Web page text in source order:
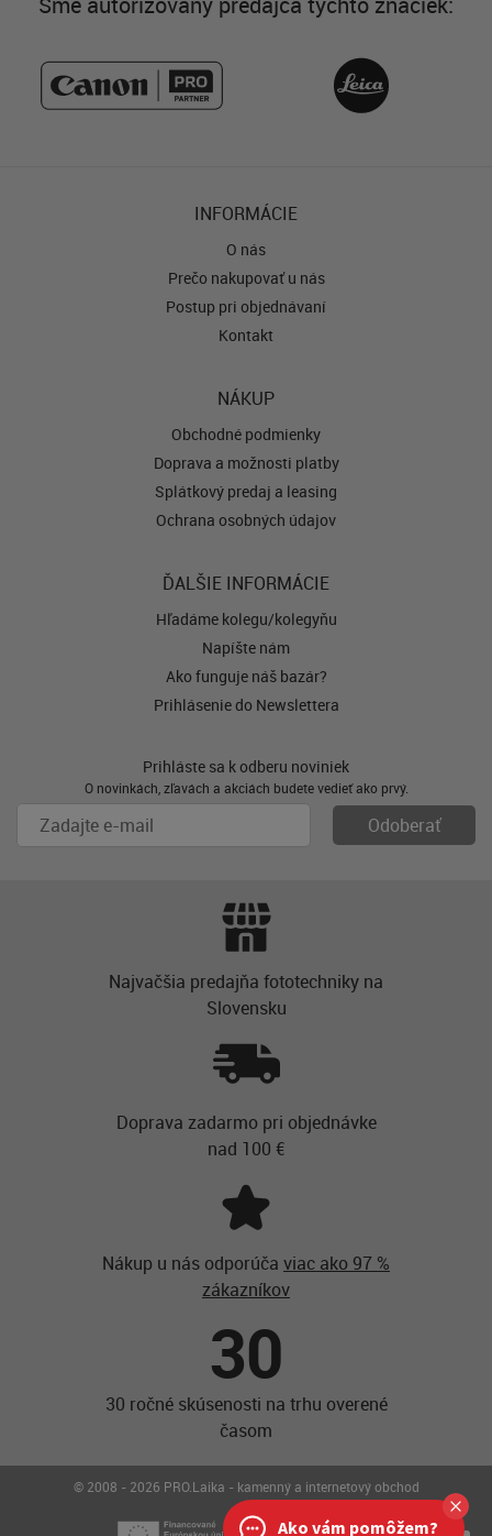
INFORMÁCIE
O nás
Prečo nakupovať u nás
Postup pri objednávaní
Kontakt
NÁKUP
Obchodné podmienky
Doprava a možnosti platby
Splátkový predaj a leasing
Ochrana osobných údajov
ĎALŠIE INFORMÁCIE
Hľadáme kolegu/kolegyňu
Napíšte nám
Ako funguje náš bazár?
Prihlásenie do Newslettera
Prihláste sa k odberu noviniek
O novinkách, zľavách a akciách budete vedieť ako prvý.
Najvačšia predajňa fototechniky na
Slovensku
Doprava zadarmo pri objednávke
nad 100 €
Nákup u nás odporúča viac ako 97 %
zákazníkov
30
30 ročné skúsenosti na trhu overené
časom
© 2008 - 2026 PRO.Laika - kamenný a internetový obchod
Ako vám pomôžem?